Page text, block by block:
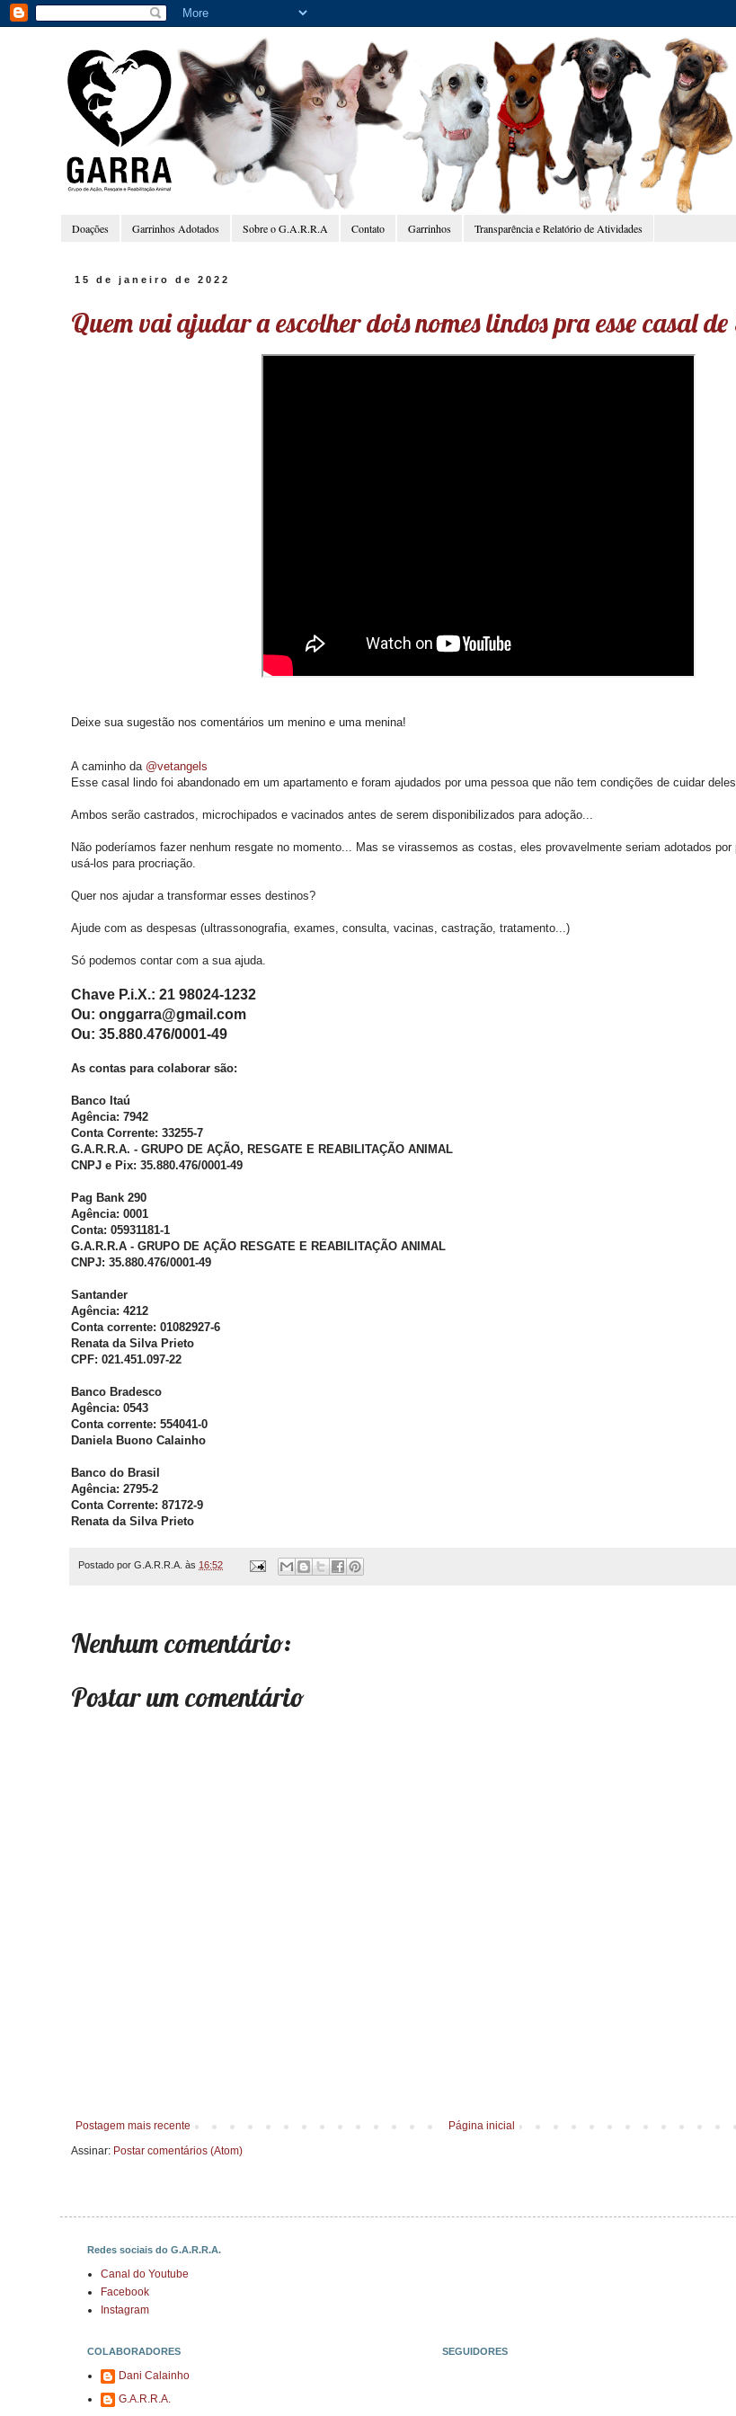
Doações Garrinhos Adotados Sobre o G.A.R.R.A Contato Garrinhos Transparência e Relatório de Atividades
15 de janeiro de 2022
Quem vai ajudar a escolher dois nomes lindos pra esse casal
Deixe sua sugestão nos comentários um menino e uma menina!
A caminho da @vetangels
Esse casal lindo foi abandonado em um apartamento e foram ajudados por uma pessoa que não tem condições de cuidar
Ambos serão castrados, microchipados e vacinados antes de serem disponibilizados para adoção...
Não poderíamos fazer nenhum resgate no momento... Mas se virassemos as costas, eles provavelmente seriam adotados por
usá-los para procriação.
Quer nos ajudar a transformar esses destinos?
Ajude com as despesas (ultrassonografia, exames, consulta, vacinas, castração, tratamento...)
Só podemos contar com a sua ajuda.
Chave P.i.X.: 21 98024-1232
Ou: onggarra@gmail.com
Ou: 35.880.476/0001-49
As contas para colaborar são:
Banco Itaú
Agência: 7942
Conta Corrente: 33255-7
G.A.R.R.A. - GRUPO DE AÇÃO, RESGATE E REABILITAÇÃO ANIMAL
CNPJ e Pix: 35.880.476/0001-49
Pag Bank 290
Agência: 0001
Conta: 05931181-1
G.A.R.R.A - GRUPO DE AÇÃO RESGATE E REABILITAÇÃO ANIMAL
CNPJ: 35.880.476/0001-49
Santander
Agência: 4212
Conta corrente: 01082927-6
Renata da Silva Prieto
CPF: 021.451.097-22
Banco Bradesco
Agência: 0543
Conta corrente: 554041-0
Daniela Buono Calainho
Banco do Brasil
Agência: 2795-2
Conta Corrente: 87172-9
Renata da Silva Prieto
Postado por G.A.R.R.A. às 16:52
Nenhum comentário:
Postar um comentário
Postagem mais recente
Página inicial
Assinar: Postar comentários (Atom)
Redes sociais do G.A.R.R.A.
Canal do Youtube
Facebook
Instagram
COLABORADORES
Dani Calainho
G.A.R.R.A.
SEGUIDORES